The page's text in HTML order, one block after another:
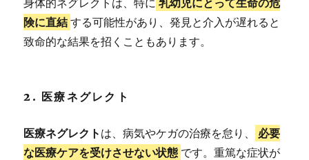
身体的ネグレクトは、特に 乳幼児にとって生命の危
険に直結 する可能性があり、発見と介入が遅れると
致命的な結果を招くこともあります。
2. 医療ネグレクト
医療ネグレクト は、病気やケガの治療を怠り、
必要
な医療ケアを受けさせない状態 です。重篤な症状が